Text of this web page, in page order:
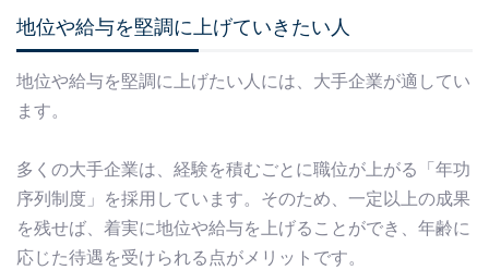
地位や給与を堅調に上げていきたい人
地位や給与を堅調に上げたい人には、大手企業が適してい
ます。
多くの大手企業は、経験を積むごとに職位が上がる「年功
序列制度」を採用しています。そのため、一定以上の成果
を残せば、着実に地位や給与を上げることができ、年齢に
応じた待遇を受けられる点がメリットです。